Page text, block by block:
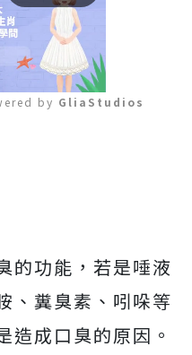
by GliaStudios
的功能，若是唾液
、糞臭素、吲哚等
造成口臭的原因。